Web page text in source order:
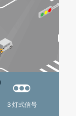
３灯式信号